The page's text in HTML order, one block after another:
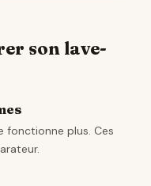
son lave-
fonctionne plus. Ces